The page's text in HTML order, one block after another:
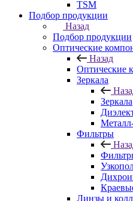
TSM
Подбор продукции
Назад
Подбор продукции
Оптические
Назад
Оптические
Зеркала
Зеркала
Фильтры
Линзы и